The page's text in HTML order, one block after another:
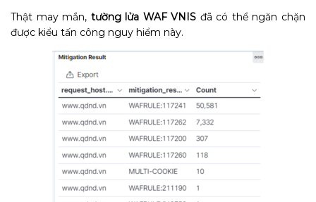
Thật may mắn, tường lửa WAF VNIS đã có thể ngăn chặn
được kiểu tấn công nguy hiểm này.